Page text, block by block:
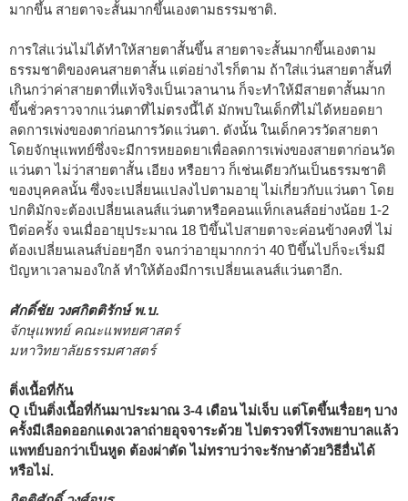
มากขึ้น สายตาจะสั้นมากขึ้นเองตามธรรมชาติ.
การใส่แว่นไม่ได้ทำให้สายตาสั้นขึ้น สายตาจะสั้นมากขึ้นเองตาม
ธรรมชาติของคนสายตาสั้น แต่อย่างไรก็ตาม ถ้าใส่แว่นสายตาสั้นที่
เกินกว่าค่าสายตาที่แท้จริงเป็นเวลานาน ก็จะทำให้มีสายตาสั้นมาก
ขึ้นชั่วคราวจากแว่นตาที่ไม่ตรงนี้ได้ มักพบในเด็กที่ไม่ได้หยอดยา
ลดการเพ่งของตาก่อนการวัดแว่นตา. ดังนั้น ในเด็กควรวัดสายตา
โดยจักษุแพทย์ซึ่งจะมีการหยอดยาเพื่อลดการเพ่งของสายตาก่อนวัด
แว่นตา ไม่ว่าสายตาสั้น เอียง หรือยาว ก็เช่นเดียวกันเป็นธรรมชาติ
ของบุคคลนั้น ซึ่งจะเปลี่ยนแปลงไปตามอายุ ไม่เกี่ยวกับแว่นตา โดย
ปกติมักจะต้องเปลี่ยนเลนส์แว่นตาหรือคอนแท็กเลนส์อย่างน้อย 1-2
ปีต่อครั้ง จนเมื่ออายุประมาณ 18 ปีขึ้นไปสายตาจะค่อนข้างคงที่ ไม่
ต้องเปลี่ยนเลนส์บ่อยๆอีก จนกว่าอายุมากกว่า 40 ปีขึ้นไปก็จะเริ่มมี
ปัญหาเวลามองใกล้ ทำให้ต้องมีการเปลี่ยนเลนส์แว่นตาอีก.
ศักดิ์ชัย วงศกิตติรักษ์ พ.บ.
จักษุแพทย์ คณะแพทยศาสตร์
มหาวิทยาลัยธรรมศาสตร์
ติ่งเนื้อที่ก้น
Q เป็นติ่งเนื้อที่ก้นมาประมาณ 3-4 เดือน ไม่เจ็บ แต่โตขึ้นเรื่อยๆ บาง
ครั้งมีเลือดออกแดงเวลาถ่ายอุจจาระด้วย ไปตรวจที่โรงพยาบาลแล้ว
แพทย์บอกว่าเป็นหูด ต้องผ่าตัด ไม่ทราบว่าจะรักษาด้วยวิธีอื่นได้
หรือไม่.